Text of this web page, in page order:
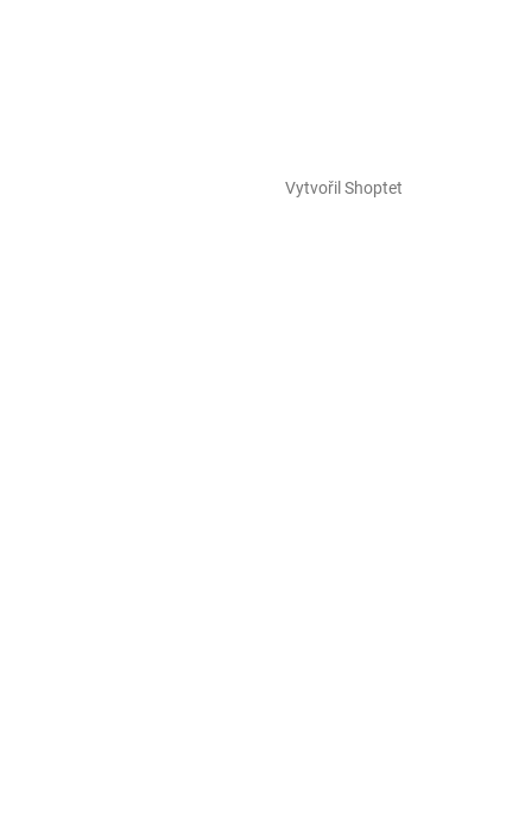
Vytvořil Shoptet